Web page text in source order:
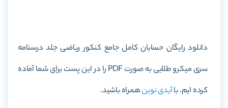
دانلود رایگان حسابان کامل جامع کنکور ریاضی جلد درسنامه
سری میکرو طلایی به صورت PDF را در این پست برای شما آماده
کرده ایم. باآیدی نوینهمراه باشید.